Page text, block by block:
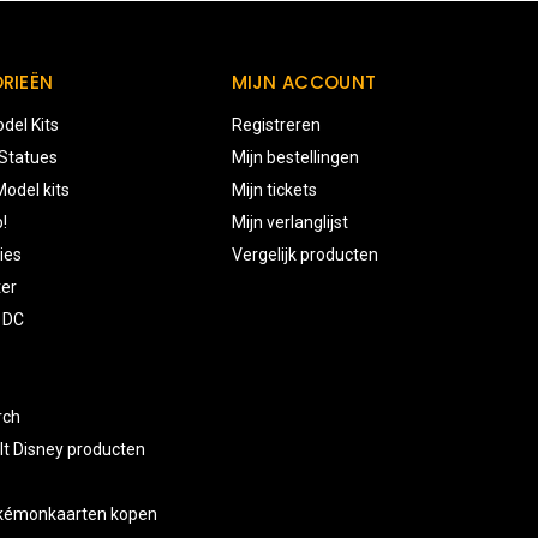
Kits
kits
Disney producten
kopen
MIJN ACCOUNT
Registreren
Mijn bestellingen
Mijn tickets
Mijn verlanglijst
Vergelijk producten